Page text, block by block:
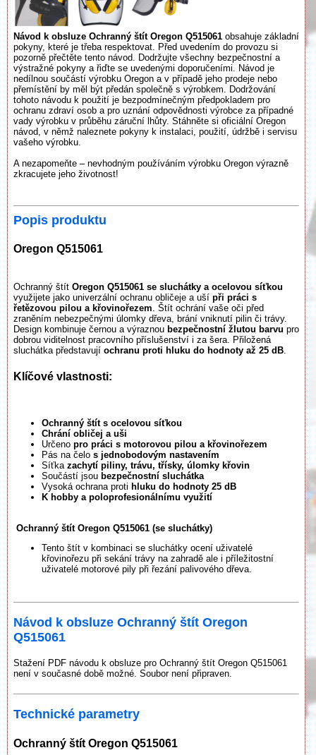
Návod k obsluze Ochranný štít Oregon Q515061 obsahuje základní
pokyny, které je třeba respektovat. Před uvedením do provozu si
pozorně přečtěte tento návod. Dodržujte všechny bezpečnostní a
výstražné pokyny a řiďte se uvedenými doporučeními. Návod je
nedílnou součástí výrobku Oregon a v případě jeho prodeje nebo
přemístění by měl být předán společně s výrobkem. Dodržování
tohoto návodu k použití je bezpodmínečným předpokladem pro
ochranu zdraví osob a pro uznání odpovědnosti výrobce za případné
vady výrobku v průběhu záruční lhůty. Stáhněte si oficiální Oregon
návod, v němž naleznete pokyny k instalaci, použití, údržbě i servisu
vašeho výrobku.
A nezapomeňte – nevhodným používáním výrobku Oregon výrazně
zkracujete jeho životnost!
Popis produktu
Oregon Q515061
Ochranný štít Oregon Q515061 se sluchátky a ocelovou síťkou
využijete jako univerzální ochranu obličeje a uší při práci s
řetězovou pilou a křovinořezem . Štít ochrání vaše oči před
zraněním nebezpečnými úlomky dřeva, brání vniknutí pilin či trávy.
Design kombinuje černou a výraznou bezpečnostní žlutou barvu pro
dobrou viditelnost pracovního příslušenství i za šera. Přiložená
sluchátka představují ochranu proti hluku do hodnoty až 25 dB
Klíčové vlastnosti:
Ochranný štít s ocelovou síťkou
Chrání obličej a uši
Určeno pro práci s motorovou pilou a křovinořezem
Pás na čelo s jednobodovým nastavením
Síťka zachytí piliny, trávu, třísky, úlomky křovin
Součástí jsou bezpečnostní sluchátka
Vysoká ochrana proti hluku do hodnoty 25 dB
K hobby a poloprofesionálnímu využití
Ochranný štít Oregon Q515061 (se sluchátky)
Tento štít v kombinaci se sluchátky ocení uživatelé
křovinořezu při sekání trávy na zahradě ale i příležitostní
uživatelé motorové pily při řezání palivového dřeva.
Návod k obsluze Ochranný štít Oregon
Q515061
Stažení PDF návodu k obsluze pro Ochranný štít Oregon Q515061
není v současné době možné. Soubor není připraven.
Technické parametry
Ochranný štít Oregon Q515061